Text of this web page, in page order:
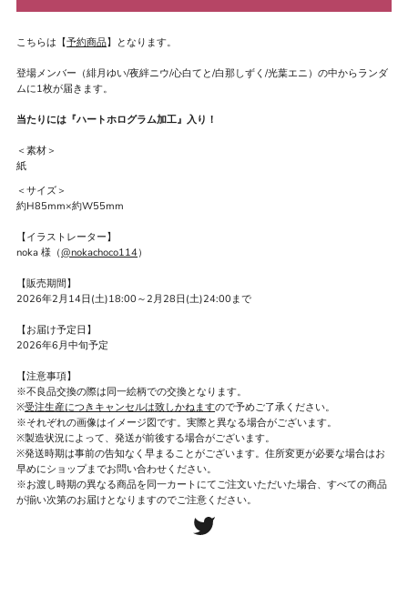
こちらは【予約商品】となります。
登場メンバー（緋月ゆい/夜絆ニウ/心白てと/白那しずく/光葉エニ ）の中からランダ
ムに1枚が届きます。
当たりには『ハートホログラム加工』入り！
＜素材＞
紙
＜サイズ＞
約H85mm×約W55mm
【イラストレーター】
noka 様（@nokachoco114 ）
【販売期間】
2026年2月14日(土)18:00～2月28日(土)24:00まで
【お届け予定日】
2026年6月中旬予定
【注意事項】
※不良品交換の際は同一絵柄での交換となります。
※受注生産につきキャンセルは致しかねますので予めご了承ください。
※それぞれの画像はイメージ図です。実際と異なる場合がございます。
※製造状況によって、発送が前後する場合がございます。
※発送時期は事前の告知なく早まることがございます。住所変更が必要な場合はお
早めにショップまでお問い合わせください。
※お渡し時期の異なる商品を同一カートにてご注文いただいた場合、すべての商品
が揃い次第のお届けとなりますのでご注意ください。